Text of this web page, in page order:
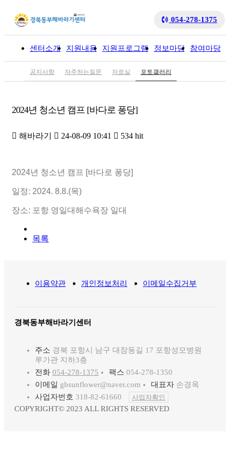
054-278-1375
센터소개 지원내용 지원프로그램 정보마당 참여마당
공지사항 자주하는질문 자료실 포토갤러리
2024년 청소년 캠프 [바다로 퐁당]
해바라기 24-08-09 10:41 534 hit
2024년 청소년 캠프 [바다로 퐁당]
일정: 2024. 8.8.(목)
장소: 포항 영일대해수욕장 일대
목록
이용약관 개인정보처리 이메일수집거부
경북동부해바라기센터
주소 경북 포항시 남구 대잠동길 17 포항성모병원
루가관 지하3층
전화 054-278-1375 팩스 054-278-1350
이메일 gbsunflower@naver.com 대표자 손경옥
사업자번호 318-82-61660 사업자확인
COPYRIGHT© 2023 ALL RIGHTS RESERVED